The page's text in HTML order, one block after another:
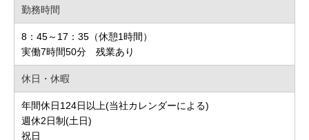
勤務時間
8：45～17：35（休憩1時間）
実働7時間50分 残業あり
休日・休暇
年間休日124日以上(当社カレンダーによる)
週休2日制(土日)
祝日